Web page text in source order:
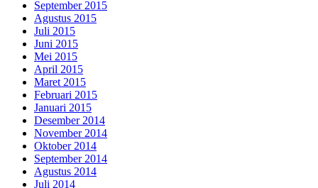
September 2015
Agustus 2015
Juli 2015
Juni 2015
Mei 2015
April 2015
Maret 2015
Februari 2015
Januari 2015
Desember 2014
November 2014
Oktober 2014
September 2014
Agustus 2014
Juli 2014